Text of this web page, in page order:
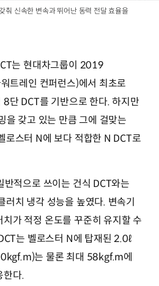
춰 신속한 변속과 뛰어난 동력 전달 효율을
는 현대차그룹이 2019
트레인 컨퍼런스)에서 최초로
단 DCT를 기반으로 한다. 하지만
을 갖고 있는 만큼 그에 걸맞는
로스터 N에 보다 적합한 N DCT로
적으로 쓰이는 건식 DCT와는
러치 냉각 성능을 높였다. 변속기
가 적정 온도를 꾸준히 유지할 수
는 벨로스터 N에 탑재된 2.0ℓ
는 물론 최대 58kgf.m에
한다.